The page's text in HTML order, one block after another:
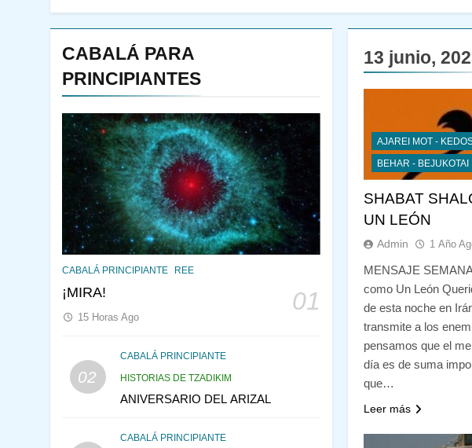
CABALÁ PARA
PRINCIPIANTES
CABALÁ PRINCIPIANTE REE
¡MIRA! 01
15 Horas Ago
02
CABALÁ PRINCIPIANTE
HISTORIAS DE TZADIKIM
ANIVERSARIO DEL ARIZAL
CABALÁ PRINCIPIANTE
¿QUIÉN ES SABIO? EL
CABALÁ Y JASIDUT: EL
CONSEJO DE LOS
PADRES
PENSAMIENTO JUDÍO
146
13 junio,
AJAREI MOT -
BEHAR - BEJUKOTAI
SHABAT
UN LEÓN
Admin 1 Año
MENSAJE
como Un León
de esta noche en
transmite a los
pensamos que el
día es de suma
que…
Leer más